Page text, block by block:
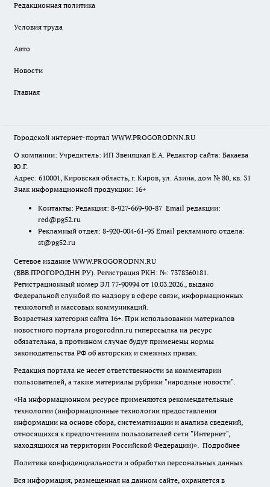
Редакционная политика
Условия труда
Авто
Новости
Главная
Городской интернет-портал WWW.PROGORODNN.RU
О компании: Учредитель: ИП Звеняцкая Е.А. Редактор сайта: Бакаева
Ю.Г.
Адрес: 610001, Кировская область, г. Киров, ул. Азина, дом № 80, кв. 31
Знак информационной продукции: 16+
Контакты: Редакция: 8-927-669-90-87 Email редакции:
red@pg52.ru
Рекламный отдел: 8-920-004-61-95 Email рекламного отдела:
st@pg52.ru
Сетевое издание WWW.PROGORODNN.RU
(ВВВ.ПРОГОРОДНН.РУ). Регистрация РКН: №: 7378360181.
Регистрационный номер ЭЛ 77-90994 от 10.03.2026., выдано
Федеральной службой по надзору в сфере связи, информационных
технологий и массовых коммуникаций.
Возрастная категория сайта 16+. При использовании материалов
новостного портала progorodnn.ru гиперссылка на ресурс
обязательна, в противном случае будут применены нормы
законодательства РФ об авторских и смежных правах.
Редакция портала не несет ответственности за комментарии
пользователей, а также материалы рубрики "народные новости".
«На информационном ресурсе применяются рекомендательные
технологии (информационные технологии предоставления
информации на основе сбора, систематизации и анализа сведений,
относящихся к предпочтениям пользователей сети "Интернет",
находящихся на территории Российской Федерации)». Подробнее
Политика конфиденциальности и обработки персональных данных
Вся информация, размещенная на данном сайте, охраняется в